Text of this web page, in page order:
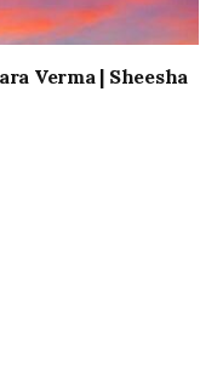
Verma | Sheesha